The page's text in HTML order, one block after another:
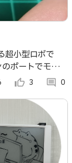
超小型ロボで
ポートでモータ
thumb_up_alt 3 comment 0